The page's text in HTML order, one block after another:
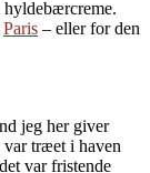
hyldebærcreme.
Paris – eller for den
jeg her giver
træet i haven
var fristende